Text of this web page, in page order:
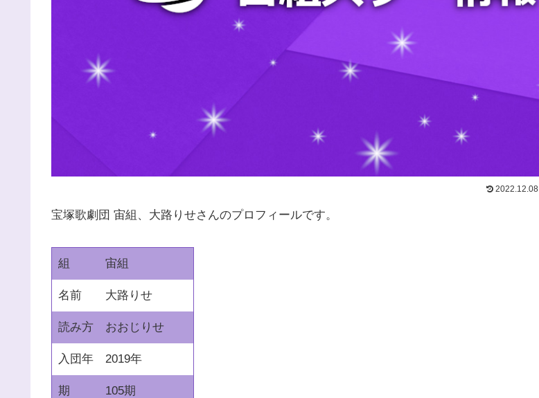
2022.12.08
宝塚歌劇団 宙組、大路りせさんのプロフィールです。
組 宙組
名前 大路りせ
読み方 おおじりせ
入団年 2019年
期 105期